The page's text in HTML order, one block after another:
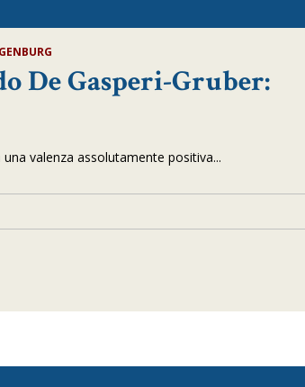
De Gasperi-Gruber:
valenza assolutamente positiva...